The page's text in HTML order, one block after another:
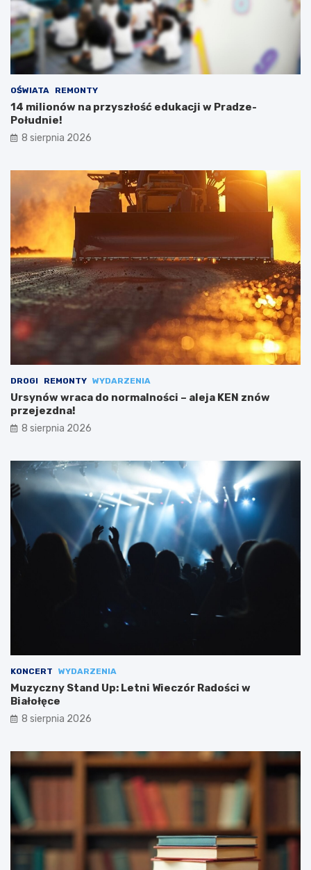
OŚWIATA REMONTY
14 milionów na przyszłość edukacji w Pradze-
Południe!
8 sierpnia 2026
DROGI REMONTY WYDARZENIA
Ursynów wraca do normalności – aleja KEN znów
przejezdna!
8 sierpnia 2026
KONCERT WYDARZENIA
Muzyczny Stand Up: Letni Wieczór Radości w
Białołęce
8 sierpnia 2026